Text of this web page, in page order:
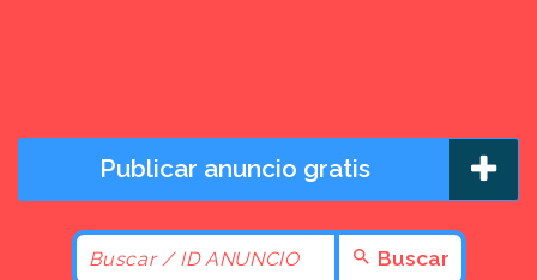
Publicar anuncio gratis
Buscar